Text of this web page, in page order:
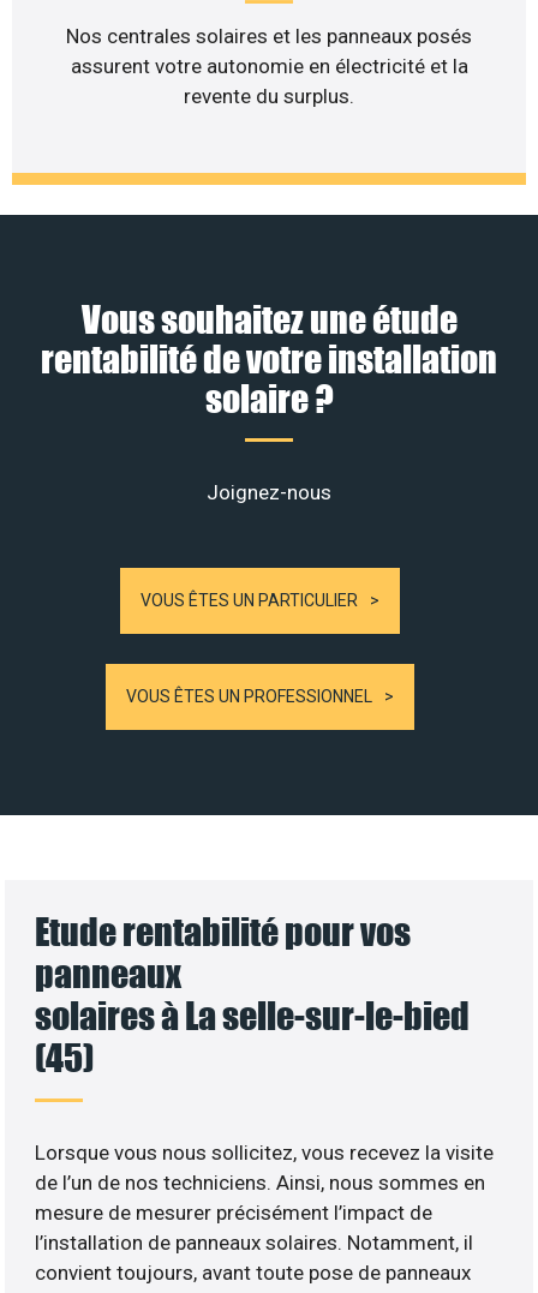
Nos centrales solaires et les panneaux posés
assurent votre autonomie en électricité et la
revente du surplus.
Vous souhaitez une étude
rentabilité de votre installation
solaire ?
Joignez-nous
VOUS ÊTES UN PARTICULIER
VOUS ÊTES UN PROFESSIONNEL
Etude rentabilité pour vos
panneaux
solaires à La selle-sur-le-bied
(45)
Lorsque vous nous sollicitez, vous recevez la visite
de l’un de nos techniciens. Ainsi, nous sommes en
mesure de mesurer précisément l’impact de
l’installation de panneaux solaires. Notamment, il
convient toujours, avant toute pose de panneaux